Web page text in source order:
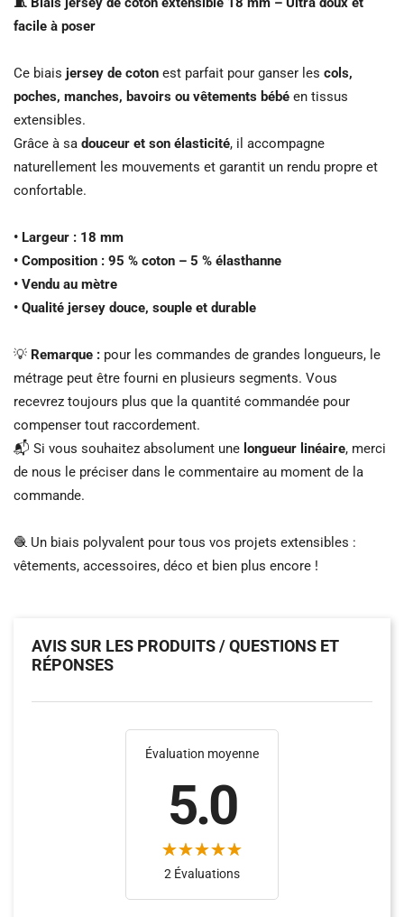
facile à poser
Ce biais jersey de coton est parfait pour ganser les cols,
poches, manches, bavoirs ou vêtements bébé en tissus
extensibles.
Grâce à sa douceur et son élasticité, il accompagne
naturellement les mouvements et garantit un rendu propre et
confortable.
• Largeur : 18 mm
• Composition : 95 % coton – 5 % élasthanne
• Vendu au mètre
• Qualité jersey douce, souple et durable
💡 Remarque : pour les commandes de grandes longueurs, le
métrage peut être fourni en plusieurs segments. Vous
recevrez toujours plus que la quantité commandée pour
compenser tout raccordement.
📬 Si vous souhaitez absolument une longueur linéaire, merci
de nous le préciser dans le commentaire au moment de la
commande.
🧶 Un biais polyvalent pour tous vos projets extensibles :
vêtements, accessoires, déco et bien plus encore !
AVIS SUR LES PRODUITS / QUESTIONS ET
RÉPONSES
Évaluation moyenne
5.0
2 Évaluations